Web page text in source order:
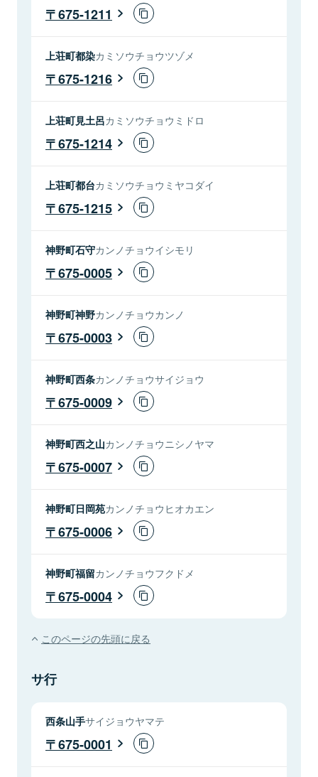
675-1211
上荘町都染カミソウチョウツゾメ
675-1216
上荘町見土呂カミソウチョウミドロ
675-1214
上荘町都台カミソウチョウミヤコダイ
675-1215
神野町石守カンノチョウイシモリ
675-0005
神野町神野カンノチョウカンノ
675-0003
神野町西条カンノチョウサイジョウ
675-0009
神野町西之山カンノチョウニシノヤマ
675-0007
神野町日岡苑カンノチョウヒオカエン
675-0006
神野町福留カンノチョウフクドメ
675-0004
このページの先頭に戻る
サ行
西条山手サイジョウヤマテ
675-0001